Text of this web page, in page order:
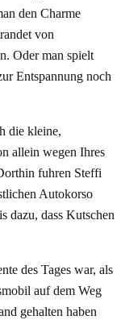
den Charme
von
Oder man spielt
Entspannung noch
die kleine,
allein wegen Ihres
fuhren Steffi
Autokorso
dazu, dass Kutschen
des Tages war, als
auf dem Weg
gehalten haben